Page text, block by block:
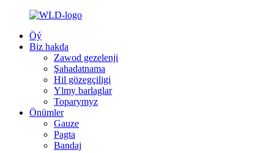
Öý
Biz hakda
Zawod gezelenji
Şahadatnama
Hil gözegçiligi
Ylmy barlaglar
Toparymyz
Önümler
Gauze
Pagta
Bandaj